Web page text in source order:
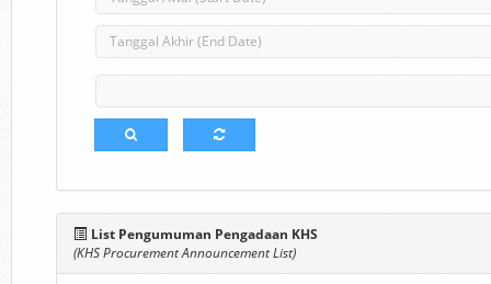
List Pengumuman Pengadaan KHS
(KHS Procurement Announcement List)